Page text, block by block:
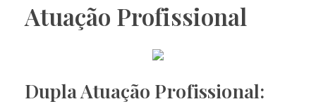
Atuação Profissional
Dupla Atuação Profissional: